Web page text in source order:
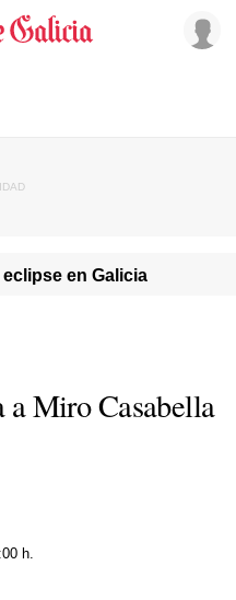
en Galicia
Miro Casabella
h.